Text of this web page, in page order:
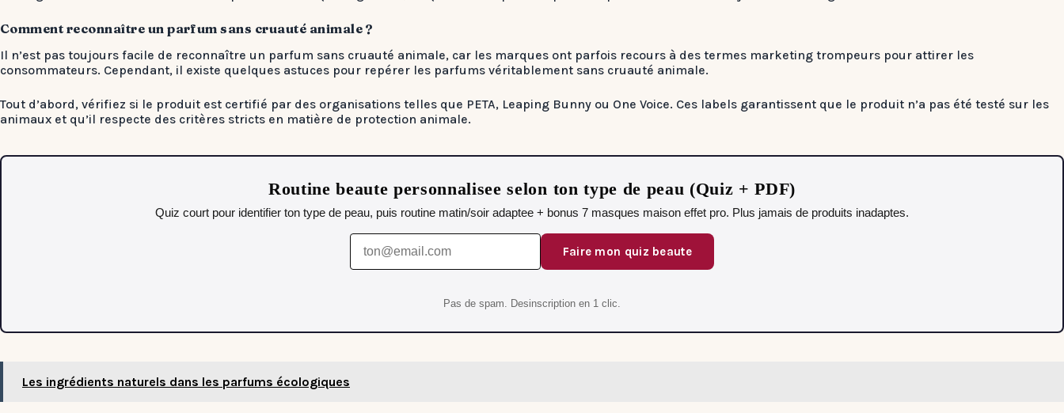
Comment reconnaître un parfum sans cruauté animale ?
Il n’est pas toujours facile de reconnaître un parfum sans cruauté animale, car les marques ont parfois recours à des termes marketing trompeurs pour attirer les
consommateurs. Cependant, il existe quelques astuces pour repérer les parfums véritablement sans cruauté animale.
Tout d’abord, vérifiez si le produit est certifié par des organisations telles que PETA, Leaping Bunny ou One Voice. Ces labels garantissent que le produit n’a pas été testé sur les
animaux et qu’il respecte des critères stricts en matière de protection animale.
Routine beaute personnalisee selon ton type de peau (Quiz + PDF)
Quiz court pour identifier ton type de peau, puis routine matin/soir adaptee + bonus 7 masques maison effet pro. Plus jamais de produits inadaptes.
Faire mon quiz beaute
Pas de spam. Desinscription en 1 clic.
Les ingrédients naturels dans les parfums écologiques